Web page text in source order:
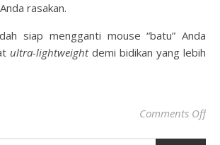
rasakan.
siap mengganti mouse “batu” Anda
ultra-lightweightdemi bidikan yang lebih
Comments Offon